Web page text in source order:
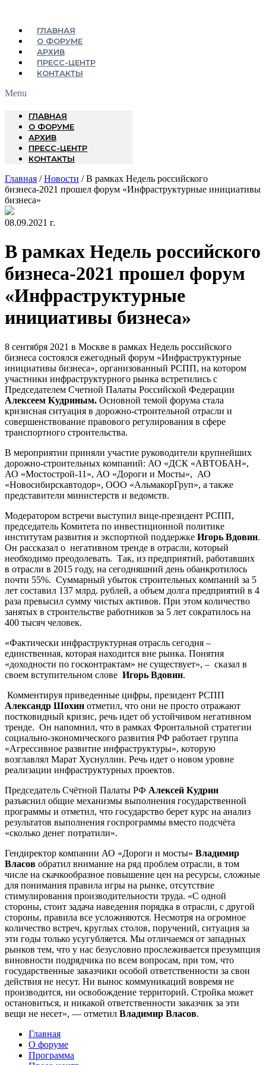
ГЛАВНАЯ
О ФОРУМЕ
АРХИВ
ПРЕСС-ЦЕНТР
КОНТАКТЫ
Menu
ГЛАВНАЯ
О ФОРУМЕ
АРХИВ
ПРЕСС-ЦЕНТР
КОНТАКТЫ
Главная /Новости / В рамках Недель российского
бизнеса-2021 прошел форум «Инфраструктурные инициативы
бизнеса»
08.09.2021 г.
В рамках Недель российского
бизнеса-2021 прошел форум
«Инфраструктурные
инициативы бизнеса»
8 сентября 2021 в Москве в рамках Недель российского
бизнеса состоялся ежегодный форум «Инфраструктурные
инициативы бизнеса», организованный РСПП, на котором
участники инфраструктурного рынка встретились с
Председателем Счетной Палаты Российской Федерации
Алексеем Кудриным. Основной темой форума стала
кризисная ситуация в дорожно-строительной отрасли и
совершенствование правового регулирования в сфере
транспортного строительства.
В мероприятии приняли участие руководители крупнейших
дорожно-строительных компаний: АО «ДСК «АВТОБАН»,
АО «Мостострой-11», АО «Дороги и Мосты», АО
«Новосибирскавтодор», ООО «АльмакорГруп», а также
представители министерств и ведомств.
Модератором встречи выступил вице-президент РСПП,
председатель Комитета по инвестиционной политике
институтам развития и экспортной поддержке Игорь Вдовин.
Он рассказал о негативном тренде в отрасли, который
необходимо преодолевать. Так, из предприятий, работавших
в отрасли в 2015 году, на сегодняшний день обанкротилось
почти 55%. Суммарный убыток строительных компаний за 5
лет составил 137 млрд. рублей, а объем долга предприятий в 4
раза превысил сумму чистых активов. При этом количество
занятых в строительстве работников за 5 лет сократилось на
400 тысяч человек.
«Фактически инфраструктурная отрасль сегодня –
единственная, которая находится вне рынка. Понятия
«доходности по госконтрактам» не существует», – сказал в
своем вступительном слове Игорь Вдовин.
Комментируя приведенные цифры, президент РСПП
Александр Шохин отметил, что они не просто отражают
постковидный кризис, речь идет об устойчивом негативном
тренде. Он напомнил, что в рамках Фронтальной стратегии
социально-экономического развития РФ работает группа
«Агрессивное развитие инфраструктуры», которую
возглавлял Марат Хуснуллин. Речь идет о новом уровне
реализации инфраструктурных проектов.
Председатель Счётной Палаты РФ Алексей Кудрин
разъяснил общие механизмы выполнения государственной
программы и отметил, что государство берет курс на анализ
результатов выполнения госпрограммы вместо подсчёта
«сколько денег потратили».
Гендиректор компании АО «Дороги и мосты» Владимир
Власов обратил внимание на ряд проблем отрасли, в том
числе на скачкообразное повышение цен на ресурсы, сложные
для понимания правила игры на рынке, отсутствие
стимулирования производительности труда. «С одной
стороны, стоит задача наведения порядка в отрасли, с другой
стороны, правила все усложняются. Несмотря на огромное
количество встреч, круглых столов, поручений, ситуация за
эти годы только усугубляется. Мы отличаемся от западных
рынков тем, что у нас безусловно прослеживается презумпция
виновности подрядчика по всем вопросам, при том, что
государственные заказчики особой ответственности за свои
действия не несут. Ни вынос коммуникаций вовремя не
производится, ни освобождение территорий. Стройка может
остановиться, и никакой ответственности заказчик за эти
вещи не несет», — отметил Владимир Власов.
Главная
О форуме
Программа